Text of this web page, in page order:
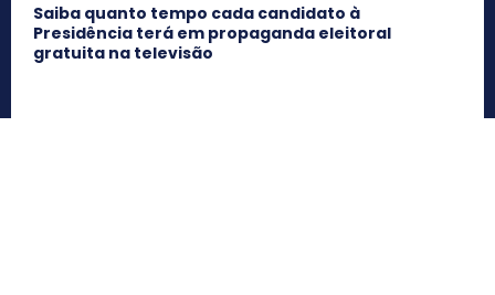
Saiba quanto tempo cada candidato à
Presidência terá em propaganda eleitoral
gratuita na televisão